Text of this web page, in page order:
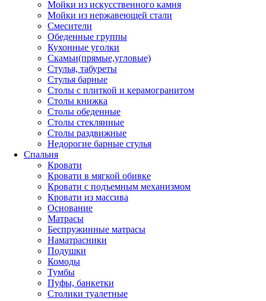
Мойки из искусственного камня
Мойки из нержавеющей стали
Смесители
Обеденные группы
Кухонные уголки
Скамьи(прямые,угловые)
Стулья, табуреты
Стулья барные
Столы с плиткой и керамогранитом
Столы книжка
Столы обеденные
Столы стеклянные
Столы раздвижные
Недорогие барные стулья
Спальня
Кровати
Кровати в мягкой обивке
Кровати с подъемным механизмом
Кровати из массива
Основание
Матрасы
Беспружинные матрасы
Наматрасники
Подушки
Комоды
Тумбы
Пуфы, банкетки
Столики туалетные